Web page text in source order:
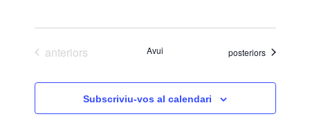
Esdeveniments
anteriors Avui Esdeveniments
posteriors
Subscriviu-vos al calendari